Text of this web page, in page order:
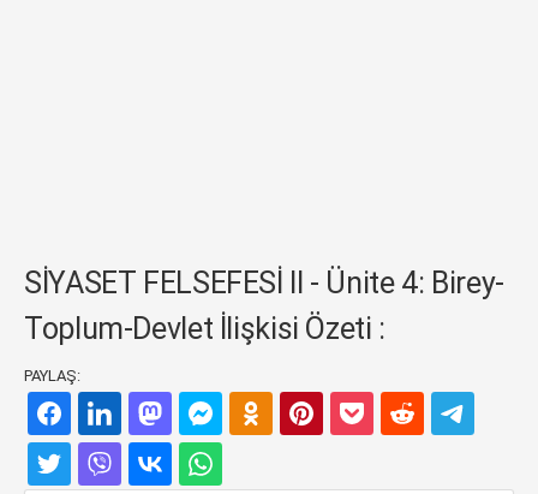
SİYASET FELSEFESİ II - Ünite 4: Birey-
Toplum-Devlet İlişkisi Özeti :
PAYLAŞ: